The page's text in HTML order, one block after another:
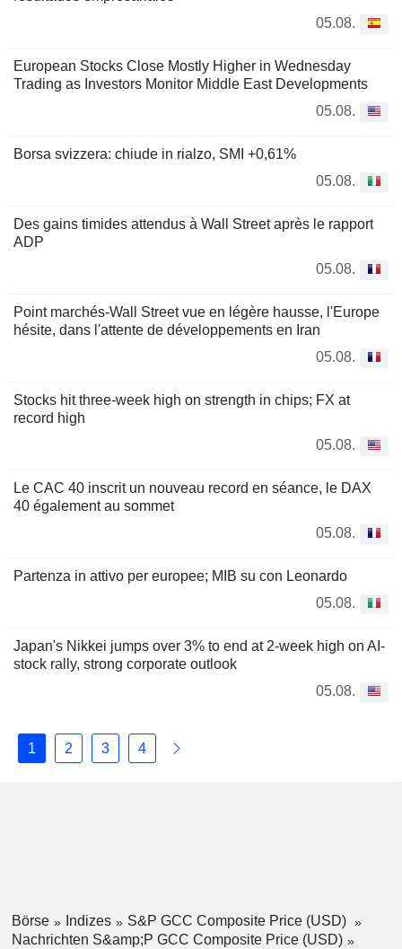
05.08.
European Stocks Close Mostly Higher in Wednesday
Trading as Investors Monitor Middle East Developments
05.08.
Borsa svizzera: chiude in rialzo, SMI +0,61%
05.08.
Des gains timides attendus à Wall Street après le rapport
ADP
05.08.
Point marchés-Wall Street vue en légère hausse, l'Europe
hésite, dans l'attente de développements en Iran
05.08.
Stocks hit three-week high on strength in chips; FX at
record high
05.08.
Le CAC 40 inscrit un nouveau record en séance, le DAX
40 également au sommet
05.08.
Partenza in attivo per europee; MIB su con Leonardo
05.08.
Japan's Nikkei jumps over 3% to end at 2-week high on AI-
stock rally, strong corporate outlook
05.08.
1 2 3 4
Börse Indizes
S&P GCC Composite Price (USD)
Nachrichten S&amp;P GCC Composite Price (USD)